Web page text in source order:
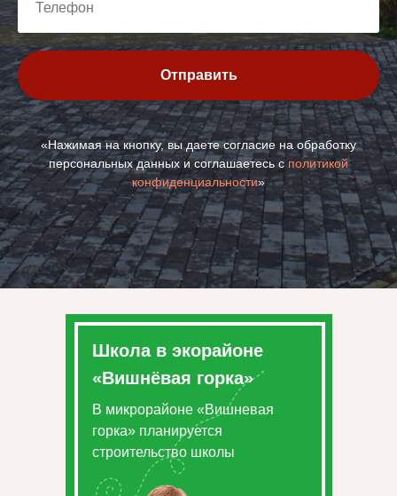
Отправить
«Нажимая на кнопку, вы даете согласие на обработку
персональных данных и соглашаетесь c политикой
конфиденциальности»
Школа в экорайоне
«Вишнёвая горка»
В микрорайоне «Вишневая
горка» планируется
строительство школы